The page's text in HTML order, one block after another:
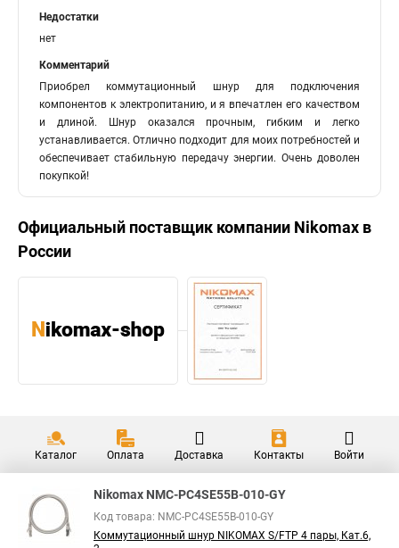
Недостатки
нет
Комментарий
Приобрел коммутационный шнур для подключения
компонентов к электропитанию, и я впечатлен его качеством
и длиной. Шнур оказался прочным, гибким и легко
устанавливается. Отлично подходит для моих потребностей и
обеспечивает стабильную передачу энергии. Очень доволен
покупкой!
Официальный поставщик компании Nikomax в
России
Каталог Оплата Доставка Контакты Войти
Nikomax NMC-PC4SE55B-010-GY
Код товара: NMC-PC4SE55B-010-GY
Коммутационный шнур NIKOMAX S/FTP 4 пары, Кат.6,